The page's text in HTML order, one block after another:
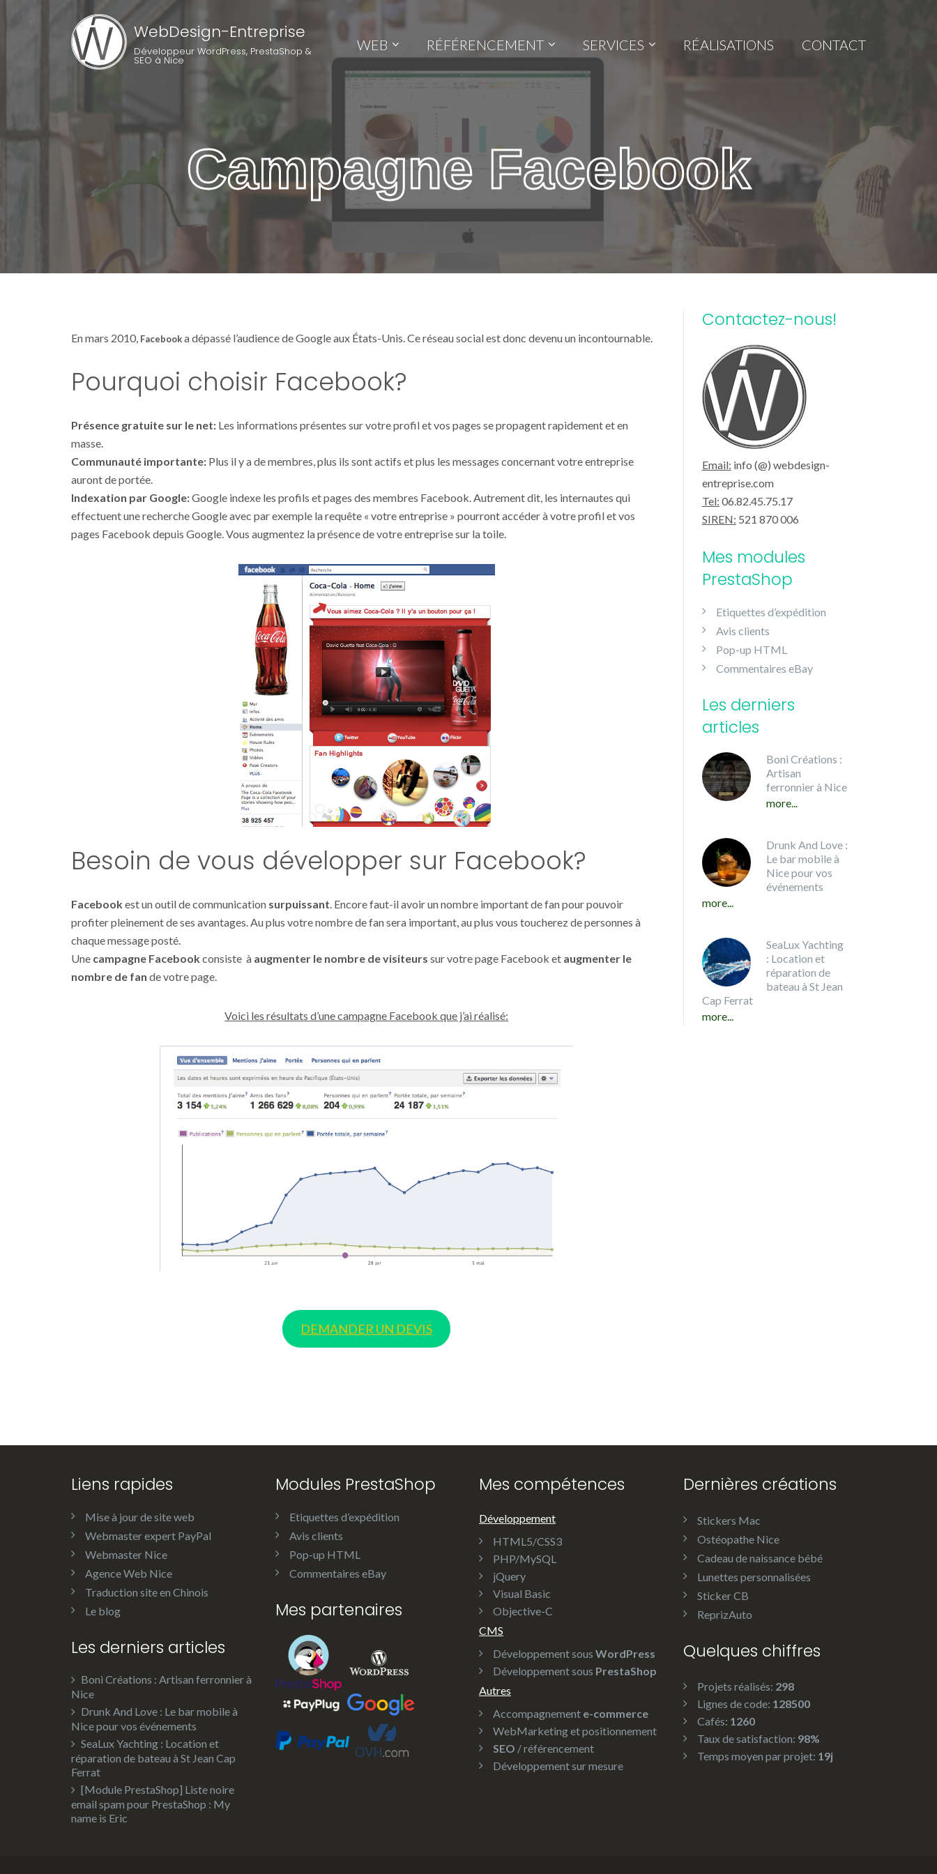
WebDesign-Entreprise
Développeur WordPress, PrestaShop &
SEO à Nice
WEB RÉFÉRENCEMENT SERVICES RÉALISATIONS CONTACT
Campagne Facebook
En mars 2010, Facebooka dépassé l’audience de Google aux États-Unis. Ce réseau social est donc devenu un incontournable.
Pourquoi choisir Facebook?
Présence gratuite sur le net: Les informations présentes sur votre profil et vos pages se propagent rapidement et en
masse.
Communauté importante: Plus il y a de membres, plus ils sont actifs et plus les messages concernant votre entreprise
auront de portée.
Indexation par Google:Google indexe les profils et pages des membres Facebook. Autrement dit, les internautes qui
effectuent une recherche Google avec par exemple la requête « votre entreprise » pourront accéder à votre profil et vos
pages Facebook depuis Google. Vous augmentez la présence de votre entreprise sur la toile.
Besoin de vous développer sur Facebook?
Facebookest un outil de communication surpuissant. Encore faut-il avoir un nombre important de fan pour pouvoir
profiter pleinement de ses avantages. Au plus votre nombre de fan sera important, au plus vous toucherez de personnes à
chaque message posté.
Une campagne Facebookconsiste à augmenter le nombre de visiteurs sur votre page Facebook et augmenter le
nombre de fan de votre page.
Voici les résultats d’une campagne Facebook que j’ai réalisé:
DEMANDER UN DEVIS
Contactez-nous!
Email: info (@) webdesign-
entreprise.com
Tel: 06.82.45.75.17
SIREN: 521 870 006
Mes modules
PrestaShop
Etiquettes d’expédition
Avis clients
Pop-up HTML
Commentaires eBay
Les derniers
articles
Boni Créations :
Artisan
ferronnier à Nice
more...
Drunk And Love :
Le bar mobile à
Nice pour vos
événements
more...
SeaLux Yachting
: Location et
réparation de
bateau à St Jean
Cap Ferrat
more...
Liens rapides
Mise à jour de site web
Webmaster expert PayPal
Webmaster Nice
Agence Web Nice
Traduction site en Chinois
Le blog
Les derniers articles
Boni Créations : Artisan ferronnier à
Nice
Drunk And Love : Le bar mobile à
Nice pour vos événements
SeaLux Yachting : Location et
réparation de bateau à St Jean Cap
Ferrat
[Module PrestaShop] Liste noire
email spam pour PrestaShop : My
name is Eric
Modules PrestaShop
Etiquettes d’expédition
Avis clients
Pop-up HTML
Commentaires eBay
Mes partenaires
Mes compétences
Développement
HTML5/CSS3
PHP/MySQL
jQuery
Visual Basic
Objective-C
CMS
Développement sous WordPress
Développement sous PrestaShop
Autres
Accompagnement e-commerce
WebMarketing et positionnement
SEO / référencement
Développement sur mesure
Dernières créations
Stickers Mac
Ostéopathe Nice
Cadeau de naissance bébé
Lunettes personnalisées
Sticker CB
ReprizAuto
Quelques chiffres
Projets réalisés: 298
Lignes de code: 128500
Cafés: 1260
Taux de satisfaction: 98%
Temps moyen par projet: 19j